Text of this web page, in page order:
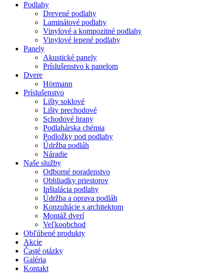
Podlahy
Drevené podlahy
Laminátové podlahy
Vinylové a kompozitné podlahy
Vinylové lepené podlahy
Panely
Akustické panely
Príslušenstvo k panelom
Dvere
Hörmann
Príslušenstvo
Lišty soklové
Lišty prechodové
Schodové hrany
Podlahárska chémia
Podložky pod podlahy
Údržba podláh
Náradie
Naše služby
Odborné poradenstvo
Obhliadky priestorov
Inštalácia podlahy
Údržba a oprava podláh
Konzultácie s architektom
Montáž dverí
Veľkoobchod
Obľúbené produkty
Akcie
Časté otázky
Galéria
Kontakt